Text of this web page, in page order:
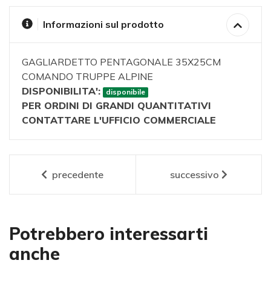
Informazioni sul prodotto
GAGLIARDETTO PENTAGONALE 35X25CM
COMANDO TRUPPE ALPINE
DISPONIBILITA':
disponibile
PER ORDINI DI GRANDI QUANTITATIVI
CONTATTARE L'UFFICIO COMMERCIALE
precedente successivo
Potrebbero interessarti
anche